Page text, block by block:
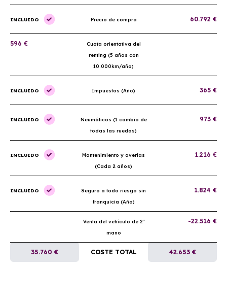
INCLUIDO Precio de compra 60.792 €
596 €
Cuota orientativa del
renting (5 años con
10.000km/año)
INCLUIDO Impuestos (Año) 365 €
INCLUIDO
Neumáticos (1 cambio de
todas las ruedas)
973 €
INCLUIDO
Mantenimiento y averías
(Cada 2 años)
1.216 €
INCLUIDO
Seguro a todo riesgo sin
franquicia (Año)
1.824 €
Venta del vehículo de 2ª
mano
-22.516 €
35.760 € COSTE TOTAL 42.653 €